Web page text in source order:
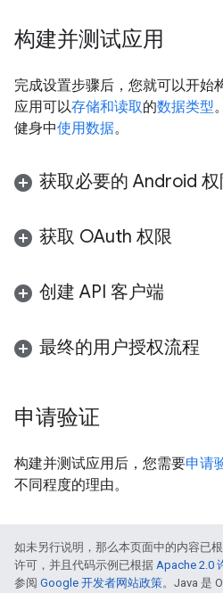
构建并测试应用
完成设置步骤后，您就可以开始
应用可以存储和读取的数据类型
健身中使用数据。
获取必要的 Android 权
获取 OAuth 权限
创建 API 客户端
最终的用户授权流程
申请验证
构建并测试应用后，您需要申请
不同程度的理由。
如未另行说明，那么本页面中的内容已
许可，并且代码示例已根据 Apache 2.0
参阅 Google 开发者网站政策。Java 是